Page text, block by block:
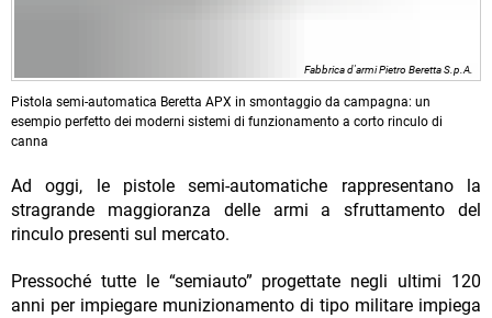
Fabbrica d'armi Pietro Beretta S.p.A.
Pistola semi-automatica Beretta APX in smontaggio da campagna: un
esempio perfetto dei moderni sistemi di funzionamento a corto rinculo di
canna
Ad oggi, le pistole semi-automatiche rappresentano la
stragrande maggioranza delle armi a sfruttamento del
rinculo presenti sul mercato.
Pressoché tutte le “semiauto” progettate negli ultimi 120
anni per impiegare munizionamento di tipo militare impiega